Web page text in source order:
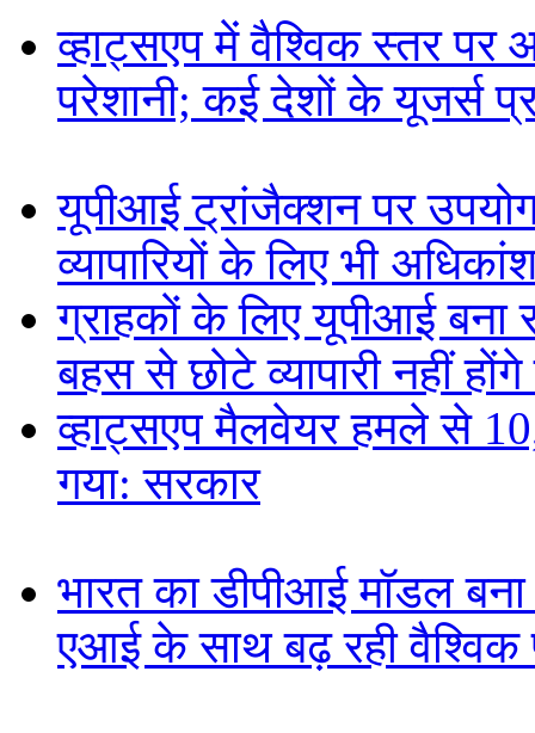
व्हाट्सएप में वैश्विक स्तर पर
परेशानी; कई देशों के यूजर्स
यूपीआई ट्रांजैक्शन पर
व्यापारियों के लिए भी
ग्राहकों के लिए यूपीआई
बहस से छोटे व्यापारी नहीं
व्हाट्सएप मैलवेयर हमले से
गया: सरकार
भारत का डीपीआई मॉडल
एआई के साथ बढ़ रही वैश्विक